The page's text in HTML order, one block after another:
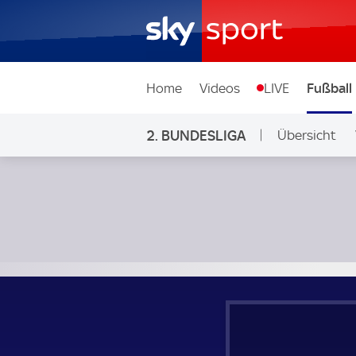
Home Videos LIVE Fußball
2. BUNDESLIGA Übersicht